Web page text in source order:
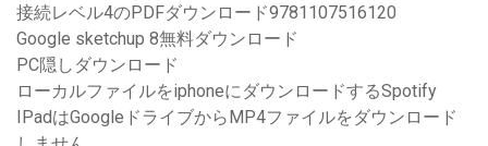
接続レベル4のPDFダウンロード9781107516120
Google sketchup 8無料ダウンロード
PC隠しダウンロード
ローカルファイルをiphoneにダウンロードするSpotify
IPadはGoogleドライブからMP4ファイルをダウンロード